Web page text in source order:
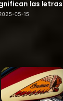
las letras
05-15